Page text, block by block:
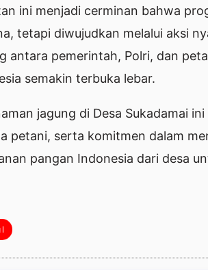
ini menjadi cerminan bahwa
tetapi diwujudkan melalui aksi
antara pemerintah, Polri, dan
semakin terbuka lebar.
jagung di Desa Sukadamai
petani, serta komitmen dalam
pangan Indonesia dari desa